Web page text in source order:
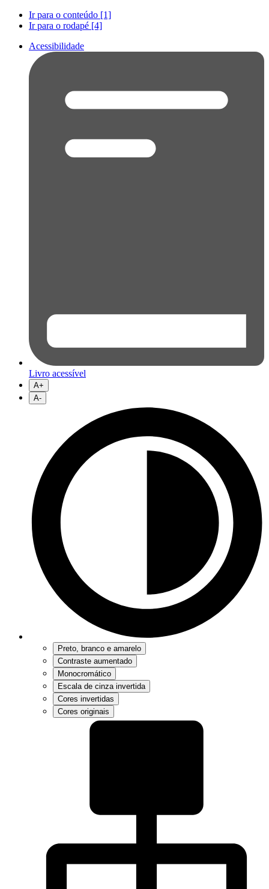
Ir para o conteúdo [1]
Ir para o rodapé [4]
Acessibilidade
Livro acessível
A+
A-
Preto, branco e amarelo
Contraste aumentado
Monocromático
Escala de cinza invertida
Cores invertidas
Cores originais